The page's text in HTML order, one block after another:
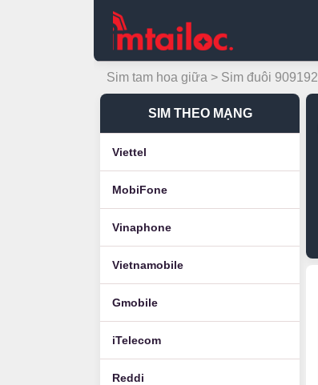
Sim tam hoa giữa > Sim đuôi 909192
SIM THEO MẠNG
Viettel
MobiFone
Vinaphone
Vietnamobile
Gmobile
iTelecom
Reddi